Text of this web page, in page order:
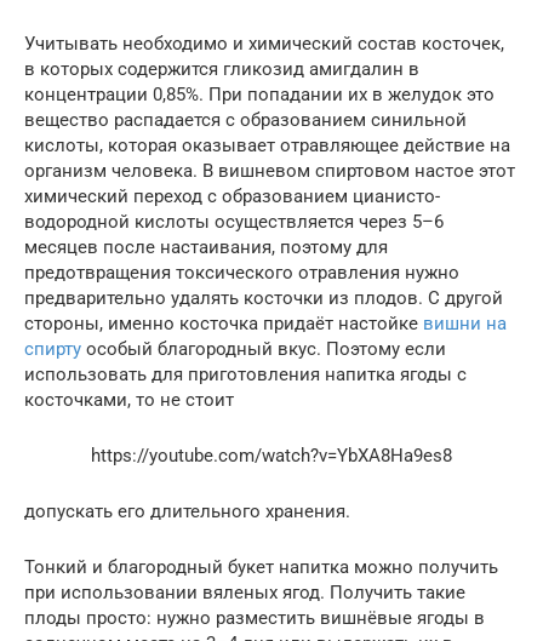
Учитывать необходимо и химический состав косточек,
в которых содержится гликозид амигдалин в
концентрации 0,85%. При попадании их в желудок это
вещество распадается с образованием синильной
кислоты, которая оказывает отравляющее действие на
организм человека. В вишневом спиртовом настое этот
химический переход с образованием цианисто-
водородной кислоты осуществляется через 5–6
месяцев после настаивания, поэтому для
предотвращения токсического отравления нужно
предварительно удалять косточки из плодов. С другой
стороны, именно косточка придаёт настойке вишни на
спирту особый благородный вкус. Поэтому если
использовать для приготовления напитка ягоды с
косточками, то не стоит
https://youtube.com/watch?v=YbXA8Ha9es8
допускать его длительного хранения.
Тонкий и благородный букет напитка можно получить
при использовании вяленых ягод. Получить такие
плоды просто: нужно разместить вишнёвые ягоды в